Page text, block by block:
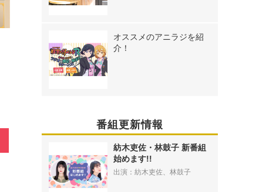
オススメのアニラジを紹
介！
番組更新情報
紡木吏佐・林鼓子 新番組
始めます!!
出演：紡木吏佐、林鼓子